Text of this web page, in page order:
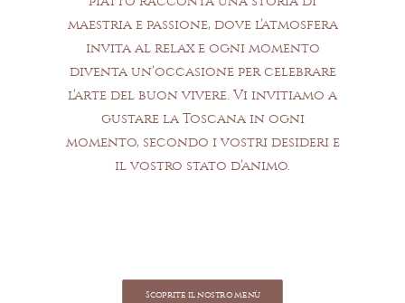
maestria e passione, dove l’atmosfera
invita al relax e ogni momento
diventa un’occasione per celebrare
l’arte del buon vivere. Vi invitiamo a
gustare la Toscana in ogni
momento, secondo i vostri desideri e
il vostro stato d’animo.
Scoprite il nostro menù